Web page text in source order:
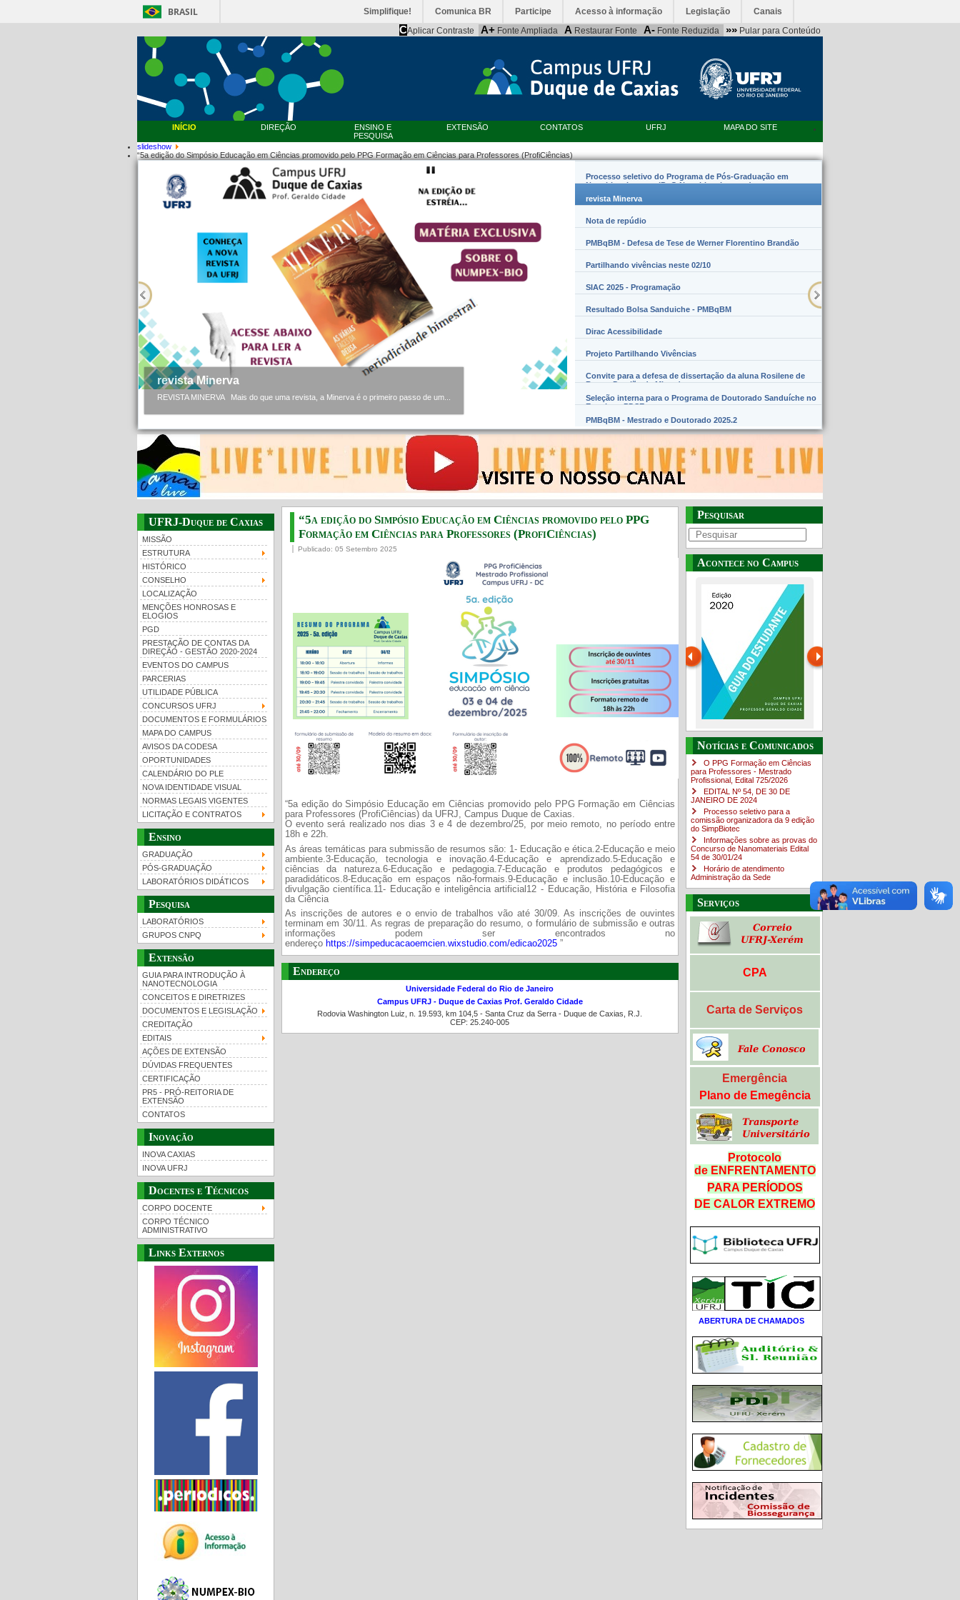
BRASIL Simplifique! Comunica BR Participe Acesso à informação Legislação Canais
CAplicar Contraste A+ Fonte Ampliada A Restaurar Fonte A- Fonte Reduzida »» Pular para Conteúdo
INÍCIO DIREÇÃO
ENSINO E
PESQUISA
EXTENSÃO CONTATOS UFRJ MAPA DO SITE
slideshow
“5a edição do Simpósio Educação em Ciências promovido pelo PPG Formação em Ciências para Professores (ProfiCiências)
Nota de repúdio
A comunidade acadêmica do Campus UFRJ – Duque de Caxias Professor Geraldo...
Processo seletivo do Programa de Pós-Graduação em
Nanobiossistemas (PpG Nanobiossistemas)
revista Minerva
Nota de repúdio
PMBqBM - Defesa de Tese de Werner Florentino Brandão
Partilhando vivências neste 02/10
SIAC 2025 - Programação
Resultado Bolsa Sanduiche - PMBqBM
Dirac Acessibilidade
Projeto Partilhando Vivências
Convite para a defesa de dissertação da aluna Rosilene de
Barros Damião de Miranda
Seleção interna para o Programa de Doutorado Sanduíche no
Exterior – PDSE
PMBqBM - Mestrado e Doutorado 2025.2
UFRJ-Duque de Caxias
MISSÃO
ESTRUTURA
HISTÓRICO
CONSELHO
LOCALIZAÇÃO
MENÇÕES HONROSAS E
ELOGIOS
PGD
PRESTAÇÃO DE CONTAS DA
DIREÇÃO - GESTÃO 2020-2024
EVENTOS DO CAMPUS
PARCERIAS
UTILIDADE PÚBLICA
CONCURSOS UFRJ
DOCUMENTOS E FORMULÁRIOS
MAPA DO CAMPUS
AVISOS DA CODESA
OPORTUNIDADES
CALENDÁRIO DO PLE
NOVA IDENTIDADE VISUAL
NORMAS LEGAIS VIGENTES
LICITAÇÃO E CONTRATOS
Ensino
GRADUAÇÃO
PÓS-GRADUAÇÃO
LABORATÓRIOS DIDÁTICOS
Pesquisa
LABORATÓRIOS
GRUPOS CNPQ
Extensão
GUIA PARA INTRODUÇÃO À
NANOTECNOLOGIA
CONCEITOS E DIRETRIZES
DOCUMENTOS E LEGISLAÇÃO
CREDITAÇÃO
EDITAIS
AÇÕES DE EXTENSÃO
DÚVIDAS FREQUENTES
CERTIFICAÇÃO
PR5 - PRÓ-REITORIA DE
EXTENSÃO
CONTATOS
Inovação
INOVA CAXIAS
INOVA UFRJ
Docentes e Técnicos
CORPO DOCENTE
CORPO TÉCNICO
ADMINISTRATIVO
Links Externos
“5a edição do Simpósio Educação em Ciências promovido pelo PPG
Formação em Ciências para Professores (ProfiCiências)
Publicado: 05 Setembro 2025
“5a edição do Simpósio Educação em Ciências promovido pelo PPG Formação em Ciências
para Professores (ProfiCiências) da UFRJ, Campus Duque de Caxias.
O evento será realizado nos dias 3 e 4 de dezembro/25, por meio remoto, no período entre
18h e 22h.
As áreas temáticas para submissão de resumos são: 1- Educação e ética.2-Educação e meio
ambiente.3-Educação, tecnologia e inovação.4-Educação e aprendizado.5-Educação e
ciências da natureza.6-Educação e pedagogia.7-Educação e produtos pedagógicos e
paradidáticos.8-Educação em espaços não-formais.9-Educação e inclusão.10-Educação e
divulgação científica.11- Educação e inteligência artificial12 - Educação, História e Filosofia
da Ciência
As inscrições de autores e o envio de trabalhos vão até 30/09. As inscrições de ouvintes
terminam em 30/11. As regras de preparação do resumo, o formulário de submissão e outras
informações podem ser encontrados no
endereço https://simpeducacaoemcien.wixstudio.com/edicao2025”
Endereço
Universidade Federal do Rio de Janeiro
Campus UFRJ - Duque de Caxias Prof. Geraldo Cidade
Rodovia Washington Luiz, n. 19.593, km 104,5 - Santa Cruz da Serra - Duque de Caxias, R.J.
CEP: 25.240-005
Pesquisar
Acontece no Campus
PR-7 Canal Youtube
https://www.youtube.com/channel/UC46BbEKCwNCdJvi4sNpOf3w
Guia de boas práticas
UFRJ 100 anos Notícias e Comunicados
O PPG Formação em Ciências
para Professores - Mestrado
Profissional, Edital ​725/202​6
EDITAL Nº 54, DE 30 DE
JANEIRO DE 2024
Processo seletivo para a
comissão organizadora da 9 edição
do SimpBiotec
Informações sobre as provas do
Concurso de Nanomateriais Edital
54 de 30/01/24
Horário de atendimento
Administração da Sede
Serviços
CPA
Carta de Serviços
Emergência
Plano de Emegência
Protocolo
de ENFRENTAMENTO
PARA PERÍODOS
DE CALOR EXTREMO
ABERTURA DE CHAMADOS